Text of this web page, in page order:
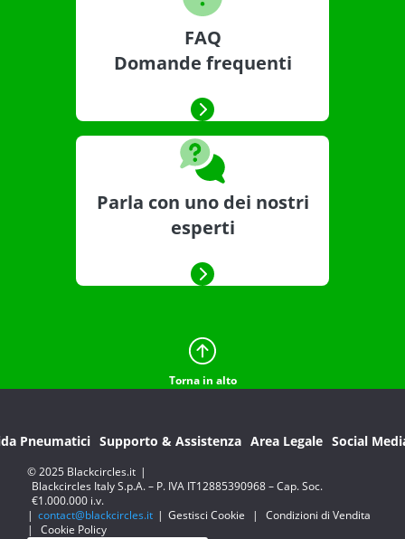
FAQ
Domande frequenti
Parla con uno dei nostri
esperti
Torna in alto
Pneumatici Supporto & Assistenza Area Legale Social
© 2025 Blackcircles.it |
Blackcircles Italy S.p.A. – P. IVA IT12885390968 – Cap. Soc.
€1.000.000 i.v.
| contact@blackcircles.it | Gestisci Cookie |
Condizioni di Vendita
|
Cookie Policy